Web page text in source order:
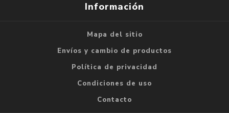
Información
Mapa del sitio
Envíos y cambio de productos
Política de privacidad
Condiciones de uso
Contacto